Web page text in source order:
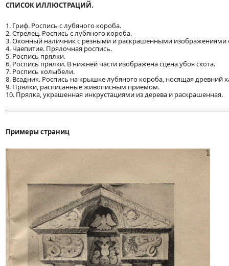
СПИСОК ИЛЛЮСТРАЦИЙ.
1. Гриф. Роспись с лубяного короба.
2. Стрелец. Роспись с лубяного короба.
3. Оконный наличник с резными и раскрашенными изображениями
4. Чаепитие. Прялочная роспись.
5. Роспись прялки.
6. Роспись прялки. В нижней части изображена сцена убоя скота.
7. Роспись колыбели.
8. Всадник. Роспись на крышке лубяного короба, носящая древний
9. Прялки, расписанные живописным приемом.
10. Прялка, украшенная инкрустациями из дерева и раскрашенная.
Примеры страниц